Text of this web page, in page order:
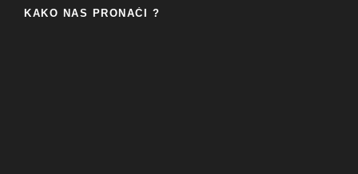
KAKO NAS PRONAĆI ?